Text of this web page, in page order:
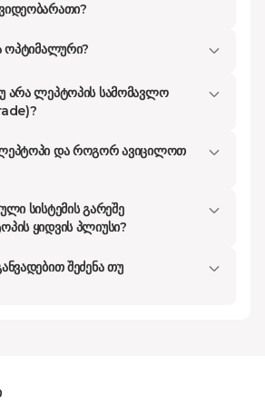
განსაზღვრული რისთვის
ლეპტოპები
დახვეწილი და
დიზაინით, მაღალი
პროცესორით და
ამ კატეგორიის ლეპტოპები
სიმსუბუქით და
ოპტიმალური?
არა ლეპტოპის სამომავლო
და როგორ ავიცილოთ
სისტემის გარეშე
ყიდვის პლიუსი?
შეძენა თუ